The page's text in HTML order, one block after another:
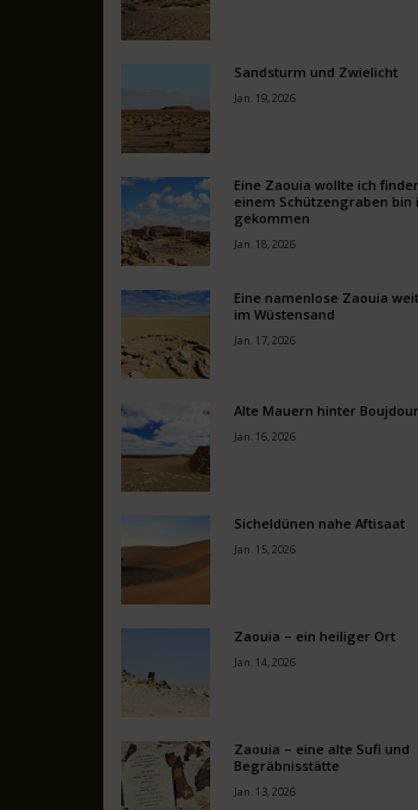
Sandsturm und Zwielicht
Jan. 19, 2026
Eine Zaouia wollte ich
einem Schützengraben bin
gekommen
Jan. 18, 2026
Eine namenlose Zaouia
im Wüstensand
Jan. 17, 2026
Alte Mauern hinter Boujdour
Jan. 16, 2026
Sicheldünen nahe Aftisaat
Jan. 15, 2026
Zaouia – ein heiliger Ort
Jan. 14, 2026
Zaouia – eine alte Sufi und
Begräbnisstätte
Jan. 13, 2026